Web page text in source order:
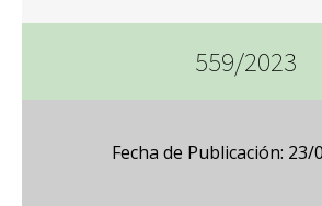
559/2023
Fecha de Publicación: 23/